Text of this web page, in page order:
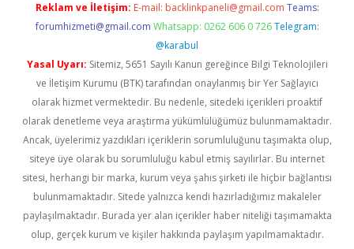
Reklam ve İletişim: E-mail: backlinkpaneli@gmail.com Teams:
forumhizmeti@gmail.com Whatsapp: 0262 606 0 726 Telegram:
@karabul
Yasal Uyarı: Sitemiz, 5651 Sayılı Kanun gereğince Bilgi Teknolojileri
ve İletişim Kurumu (BTK) tarafından onaylanmış bir Yer Sağlayıcı
olarak hizmet vermektedir. Bu nedenle, sitedeki içerikleri proaktif
olarak denetleme veya araştırma yükümlülüğümüz bulunmamaktadır.
Ancak, üyelerimiz yazdıkları içeriklerin sorumluluğunu taşımakta olup,
siteye üye olarak bu sorumluluğu kabul etmiş sayılırlar. Bu internet
sitesi, herhangi bir marka, kurum veya şahıs şirketi ile hiçbir bağlantısı
bulunmamaktadır. Sitede yalnızca kendi hazırladığımız makaleler
paylaşılmaktadır. Burada yer alan içerikler haber niteliği taşımamakta
olup, gerçek kurum ve kişiler hakkında paylaşım yapılmamaktadır.